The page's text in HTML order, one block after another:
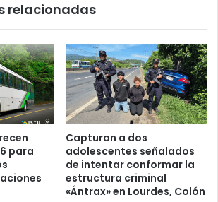
relacionadas
para
Capturan a dos
adolescentes señalados
de intentar conformar la
estructura criminal
«Ántrax» en Lourdes, Colón